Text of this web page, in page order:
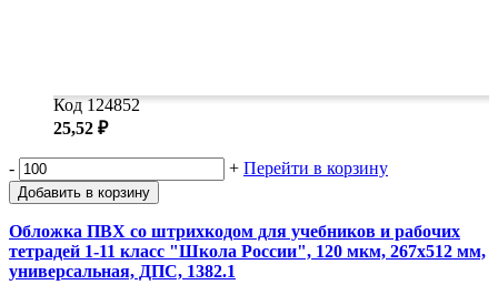
Код 124852
25,52 ₽
- + Перейти в корзину
Добавить в корзину
Обложка ПВХ со штрихкодом для учебников и рабочих
тетрадей 1-11 класс "Школа России", 120 мкм, 267х512 мм,
универсальная, ДПС, 1382.1